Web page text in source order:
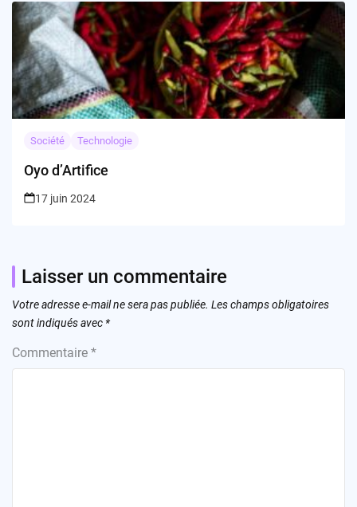
Société Technologie
Oyo d’Artifice
17 juin 2024
Laisser un commentaire
Votre adresse e-mail ne sera pas publiée. Les champs obligatoires
sont indiqués avec *
Commentaire *